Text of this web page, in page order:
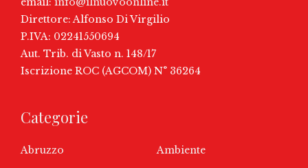
Direttore: Alfonso Di Virgilio
P.IVA: 02241550694
Aut. Trib. di Vasto n. 148/17
Iscrizione ROC (AGCOM) N° 36264
Categorie
Abruzzo
Ambiente